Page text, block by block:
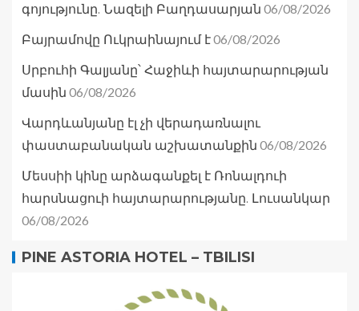
գոյությունը. Նազելի Բաղդասարյան 06/08/2026
Բայրամովը Ուկրաինայում է06/08/2026
Սրբուհի Գալյանը՝ Հաջիևի հայտարարության
մասին 06/08/2026
Վարդևանյանը էլ չի վերադառնալու
փաստաբանական աշխատանքին 06/08/2026
Մեսսիի կինը արձագանքել է Ռոնալդուի
հարսնացուի հայտարարությանը. Լուսանկար
06/08/2026
PINE ASTORIA HOTEL – TBILISI